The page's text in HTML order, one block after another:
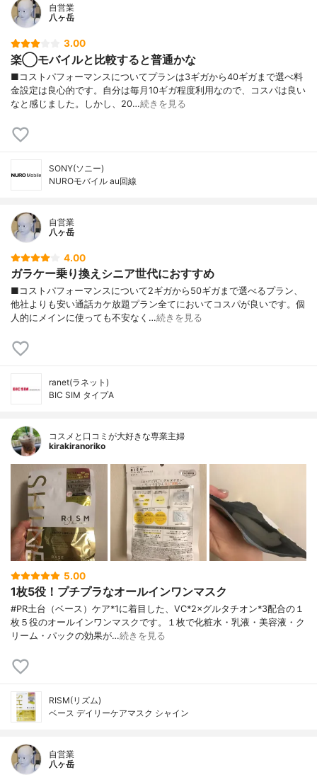
自営業
八ヶ岳
3.00
楽◯モバイルと比較すると普通かな
■コストパフォーマンスについてプランは3ギガから40ギガまで選べ料
金設定は良心的です。自分は毎月10ギガ程度利用なので、コスパは良い
なと感じました。しかし、20…続きを見る
SONY(ソニー)
NUROモバイル au回線
自営業
八ヶ岳
4.00
ガラケー乗り換えシニア世代におすすめ
■コストパフォーマンスについて2ギガから50ギガまで選べるプラン、
他社よりも安い通話カケ放題プラン全てにおいてコスパが良いです。個
人的にメインに使っても不安なく…続きを見る
ranet(ラネット)
BIC SIM タイプA
コスメと口コミが大好きな専業主婦
kirakiranoriko
5.00
1枚5役！プチプラなオールインワンマスク
#PR土台（ベース）ケア*1に着目した、VC*2×グルタチオン*3配合の１
枚５役のオールインワンマスクです。１枚で化粧水・乳液・美容液・ク
リーム・パックの効果が…続きを見る
RISM(リズム)
ベース デイリーケアマスク シャイン
自営業
八ヶ岳